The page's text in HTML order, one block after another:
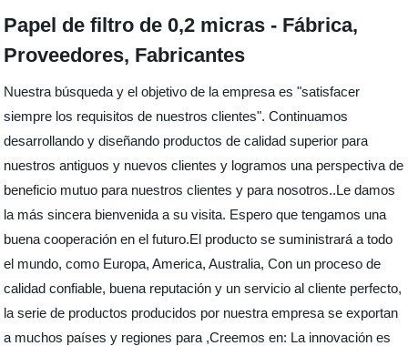
Papel de filtro de 0,2 micras - Fábrica,
Proveedores, Fabricantes
Nuestra búsqueda y el objetivo de la empresa es "satisfacer
siempre los requisitos de nuestros clientes". Continuamos
desarrollando y diseñando productos de calidad superior para
nuestros antiguos y nuevos clientes y logramos una perspectiva de
beneficio mutuo para nuestros clientes y para nosotros..Le damos
la más sincera bienvenida a su visita. Espero que tengamos una
buena cooperación en el futuro.El producto se suministrará a todo
el mundo, como Europa, America, Australia, Con un proceso de
calidad confiable, buena reputación y un servicio al cliente perfecto,
la serie de productos producidos por nuestra empresa se exportan
a muchos países y regiones para ,Creemos en: La innovación es